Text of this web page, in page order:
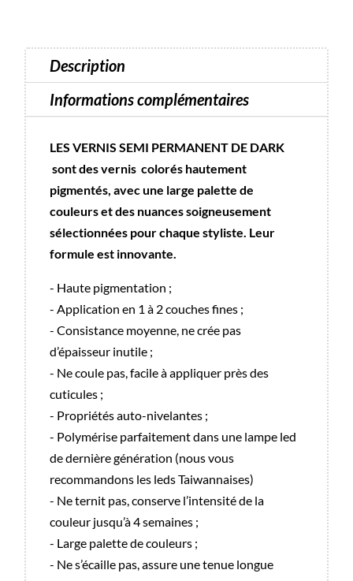
ml
Description
Informations complémentaires
LES VERNIS SEMI PERMANENT DE DARK
sont des vernis colorés hautement
pigmentés, avec une large palette de
couleurs et des nuances soigneusement
sélectionnées pour chaque styliste. Leur
formule est innovante
- Haute pigmentation ;
- Application en 1 à 2 couches fines ;
- Consistance moyenne, ne crée pas
d’épaisseur inutile ;
- Ne coule pas, facile à appliquer près des
cuticules ;
- Propriétés auto-nivelantes ;
- Polymérise parfaitement dans une lampe led
de dernière génération (nous vous
recommandons les leds Taiwannaises)
- Ne ternit pas, conserve l’intensité de la
couleur jusqu’à 4 semaines ;
- Large palette de couleurs ;
- Ne s’écaille pas, assure une tenue longue